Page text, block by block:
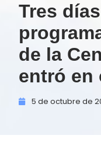
Tres
de la
entró en
5 de octubre de